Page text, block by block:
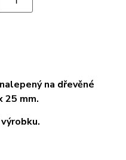
na dřevěné
25 mm.